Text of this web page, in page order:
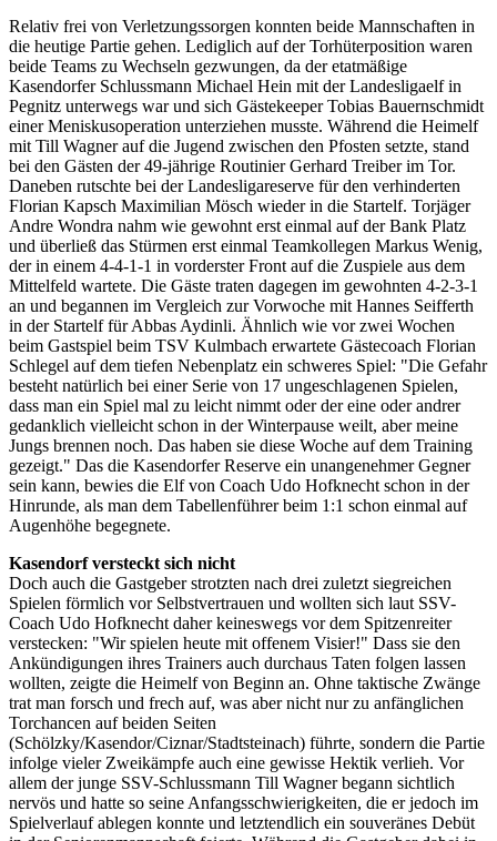
Relativ frei von Verletzungssorgen konnten beide Mannschaften in
die heutige Partie gehen. Lediglich auf der Torhüterposition waren
beide Teams zu Wechseln gezwungen, da der etatmäßige
Kasendorfer Schlussmann Michael Hein mit der Landesligaelf in
Pegnitz unterwegs war und sich Gästekeeper Tobias Bauernschmidt
einer Meniskusoperation unterziehen musste. Während die Heimelf
mit Till Wagner auf die Jugend zwischen den Pfosten setzte, stand
bei den Gästen der 49-jährige Routinier Gerhard Treiber im Tor.
Daneben rutschte bei der Landesligareserve für den verhinderten
Florian Kapsch Maximilian Mösch wieder in die Startelf. Torjäger
Andre Wondra nahm wie gewohnt erst einmal auf der Bank Platz
und überließ das Stürmen erst einmal Teamkollegen Markus Wenig,
der in einem 4-4-1-1 in vorderster Front auf die Zuspiele aus dem
Mittelfeld wartete. Die Gäste traten dagegen im gewohnten 4-2-3-1
an und begannen im Vergleich zur Vorwoche mit Hannes Seifferth
in der Startelf für Abbas Aydinli. Ähnlich wie vor zwei Wochen
beim Gastspiel beim TSV Kulmbach erwartete Gästecoach Florian
Schlegel auf dem tiefen Nebenplatz ein schweres Spiel: "Die Gefahr
besteht natürlich bei einer Serie von 17 ungeschlagenen Spielen,
dass man ein Spiel mal zu leicht nimmt oder der eine oder andrer
gedanklich vielleicht schon in der Winterpause weilt, aber meine
Jungs brennen noch. Das haben sie diese Woche auf dem Training
gezeigt." Das die Kasendorfer Reserve ein unangenehmer Gegner
sein kann, bewies die Elf von Coach Udo Hofknecht schon in der
Hinrunde, als man dem Tabellenführer beim 1:1 schon einmal auf
Augenhöhe begegnete.
Kasendorf versteckt sich nicht
Doch auch die Gastgeber strotzten nach drei zuletzt siegreichen
Spielen förmlich vor Selbstvertrauen und wollten sich laut SSV-
Coach Udo Hofknecht daher keineswegs vor dem Spitzenreiter
verstecken: "Wir spielen heute mit offenem Visier!" Dass sie den
Ankündigungen ihres Trainers auch durchaus Taten folgen lassen
wollten, zeigte die Heimelf von Beginn an. Ohne taktische Zwänge
trat man forsch und frech auf, was aber nicht nur zu anfänglichen
Torchancen auf beiden Seiten
(Schölzky/Kasendor/Ciznar/Stadtsteinach) führte, sondern die Partie
infolge vieler Zweikämpfe auch eine gewisse Hektik verlieh. Vor
allem der junge SSV-Schlussmann Till Wagner begann sichtlich
nervös und hatte so seine Anfangsschwierigkeiten, die er jedoch im
Spielverlauf ablegen konnte und letztendlich ein souveränes Debüt